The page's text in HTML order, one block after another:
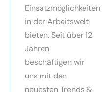
Einsatzmöglichkeiten
in der Arbeitswelt
bieten. Seit über 12
Jahren
beschäftigen wir
uns mit den
neuesten Trends &